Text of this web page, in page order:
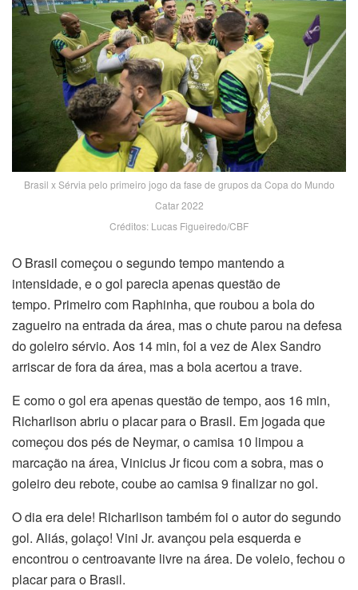
Brasil x Sérvia pelo primeiro jogo da fase de grupos da Copa do Mundo
Catar 2022
Créditos: Lucas Figueiredo/CBF
O Brasil começou o segundo tempo mantendo a
intensidade, e o gol parecia apenas questão de
tempo. Primeiro com Raphinha, que roubou a bola do
zagueiro na entrada da área, mas o chute parou na defesa
do goleiro sérvio. Aos 14 min, foi a vez de Alex Sandro
arriscar de fora da área, mas a bola acertou a trave.
E como o gol era apenas questão de tempo, aos 16 min,
Richarlison abriu o placar para o Brasil. Em jogada que
começou dos pés de Neymar, o camisa 10 limpou a
marcação na área, Vinicius Jr ficou com a sobra, mas o
goleiro deu rebote, coube ao camisa 9 finalizar no gol.
O dia era dele! Richarlison também foi o autor do segundo
gol. Aliás, golaço! Vini Jr. avançou pela esquerda e
encontrou o centroavante livre na área. De voleio, fechou o
placar para o Brasil.